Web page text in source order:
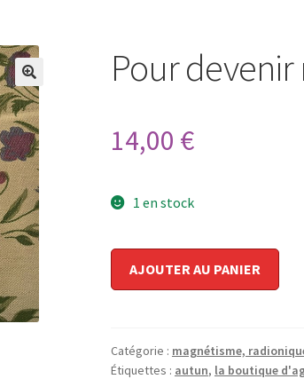
🔍
Pour
14,00 €
1 en stock
magnétiseur
AJOUTER AU PANIER
Catégorie : magnétisme,
Étiquettes : autun, la boutique